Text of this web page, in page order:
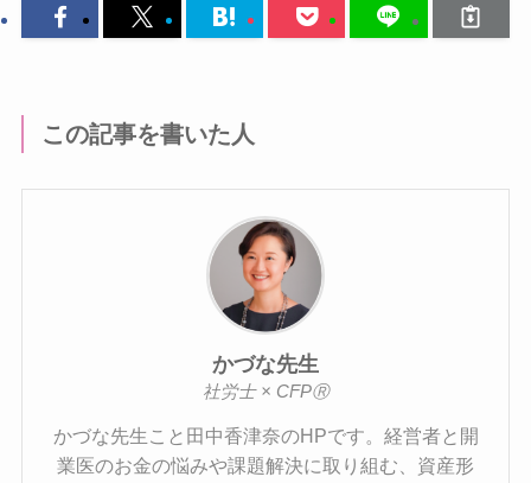
この記事を書いた人
かづな先生
社労士 × CFPⓇ
かづな先生こと田中香津奈のHPです。経営者と開
業医のお金の悩みや課題解決に取り組む、資産形